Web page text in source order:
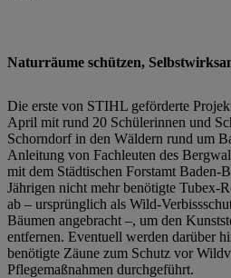
Naturräume schützen,
Die erste von STIHL geförderte
April mit rund 20 Schülerinnen und
Schorndorf in den Wäldern rund um
Anleitung von Fachleuten des
mit dem Städtischen Forstamt Baden-
Jährigen nicht mehr benötigte Tubex-
ab – ursprünglich als Wild-
Bäumen angebracht –, um den
entfernen. Eventuell werden darüber
benötigte Zäune zum Schutz vor
Pflegemaßnahmen durchgeführt.